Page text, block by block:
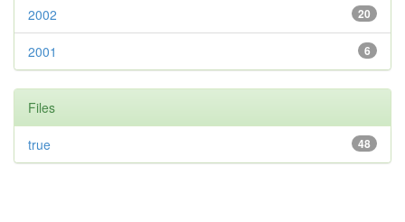
20
2002
6
2001
Files
48
true